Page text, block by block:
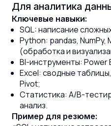
Для аналитика
Ключевые навыки:
SQL: написание
Python: pandas, NumPy,
(обработка и
BI-инструменты: Power
Excel: сводные
Pivot;
Статистика: A/B-
анализ.
Пример для резюме: